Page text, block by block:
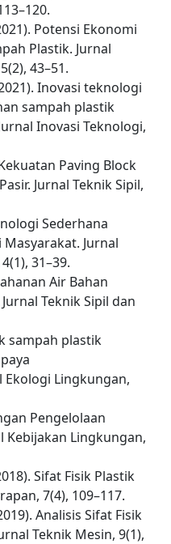
Potensi Ekonomi
Plastik. Jurnal
43–51.
Inovasi teknologi
sampah plastik
Inovasi Teknologi,
Paving Block
Jurnal Teknik Sipil,
Sederhana
Jurnal
31–39.
Air Bahan
Teknik Sipil dan
sampah plastik
Ekologi Lingkungan,
Pengelolaan
Kebijakan Lingkungan,
Sifat Fisik Plastik
7(4), 109–117.
Analisis Sifat Fisik
Teknik Mesin, 9(1),